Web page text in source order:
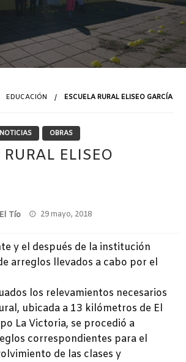
EDUCACIÓN ESCUELA RURAL ELISEO GARCÍA
NOTICIAS OBRAS
ELISEO
Tío
Publicado
29 mayo, 2018
y el después de la institución
arreglos llevados a cabo por el
los relevamientos necesarios
ubicada a 13 kilómetros de El
La Victoria, se procedió a
correspondientes para el
de las clases y